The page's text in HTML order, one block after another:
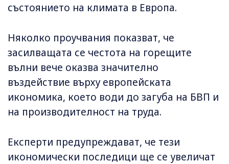
състоянието на климата в Европа.
Няколко проучвания показват, че
засилващата се честота на горещите
вълни вече оказва значително
въздействие върху европейската
икономика, което води до загуба на БВП и
на производителност на труда.
Експерти предупреждават, че тези
икономически последици ще се увеличат